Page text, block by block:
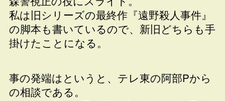
私は旧シリーズの最終作『遠野殺人事件』
の脚本も書いているので、新旧どちらも手
掛けたことになる。
事の発端はというと、テレ東の阿部Pから
の相談である。